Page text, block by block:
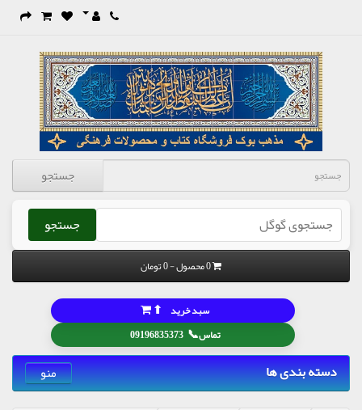
جستجو
جستجو
0 محصول - 0 تومان
تماس📞
09196835373
سبد خرید ⬆
دسته بندی ها منو